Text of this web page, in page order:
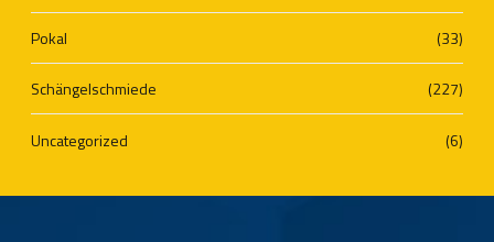
Pokal (33)
Schängelschmiede (227)
Uncategorized (6)